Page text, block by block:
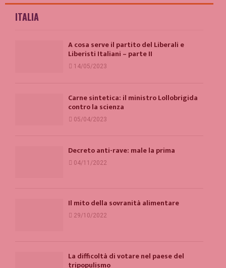
ITALIA
A cosa serve il partito del Liberali e
Liberisti Italiani – parte II
14/05/2023
Carne sintetica: il ministro Lollobrigida
contro la scienza
05/04/2023
Decreto anti-rave: male la prima
04/11/2022
Il mito della sovranità alimentare
29/10/2022
La difficoltà di votare nel paese del
tripopulismo